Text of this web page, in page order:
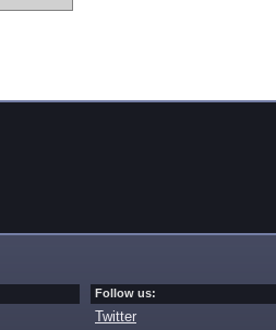
Follow us:
Twitter